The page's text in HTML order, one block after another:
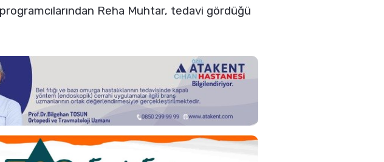
Reha Muhtar, tedavi gördüğü